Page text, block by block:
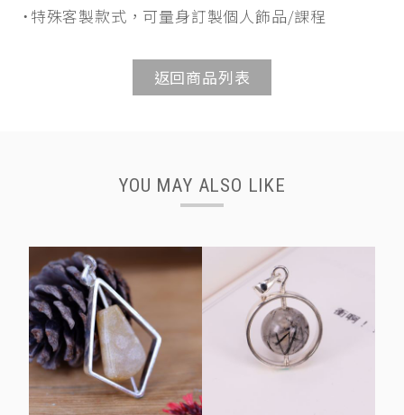
˙特殊客製款式，可量身訂製個人飾品/課程
返回商品列表
YOU MAY ALSO LIKE